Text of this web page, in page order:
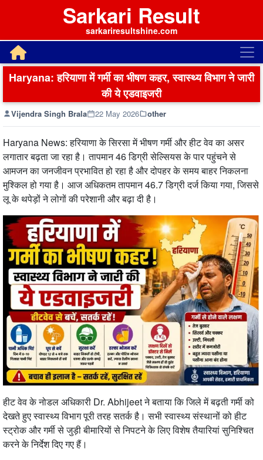
Sarkari Result
sarkariresultshine.com
Haryana: हरियाणा में गर्मी का भीषण कहर, स्वास्थ्य विभाग ने जारी
की ये एडवाइजरी
Vijendra Singh Brala 22 May 2026 other
Haryana News: हरियाणा के सिरसा में भीषण गर्मी और हीट वेव का असर
लगातार बढ़ता जा रहा है। तापमान 46 डिग्री सेल्सियस के पार पहुंचने से
आमजन का जनजीवन प्रभावित हो रहा है और दोपहर के समय बाहर निकलना
मुश्किल हो गया है। आज अधिकतम तापमान 46.7 डिग्री दर्ज किया गया, जिससे
लू के थपेड़ों ने लोगों की परेशानी और बढ़ा दी है।
हीट वेव के नोडल अधिकारी Dr. Abhijeetने बताया कि जिले में बढ़ती गर्मी को
देखते हुए स्वास्थ्य विभाग पूरी तरह सतर्क है। सभी स्वास्थ्य संस्थानों को हीट
स्ट्रोक और गर्मी से जुड़ी बीमारियों से निपटने के लिए विशेष तैयारियां सुनिश्चित
करने के निर्देश दिए गए हैं।